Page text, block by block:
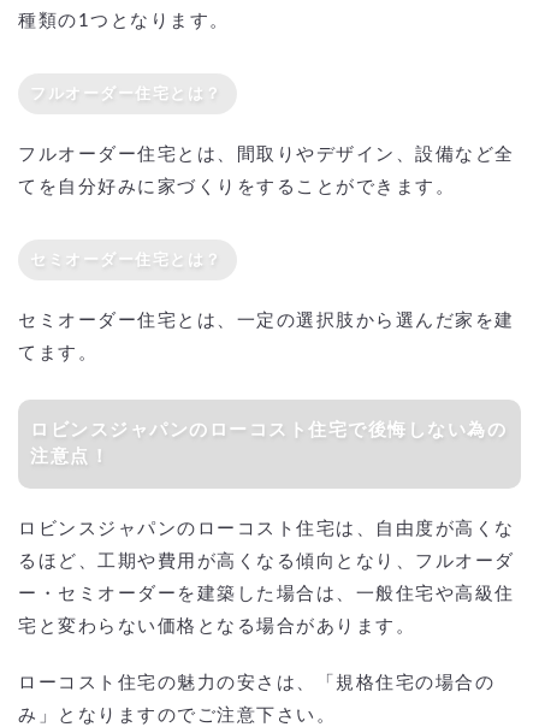
種類の1つとなります。
フルオーダー住宅とは？
フルオーダー住宅とは、間取りやデザイン、設備など全
てを自分好みに家づくりをすることができます。
セミオーダー住宅とは？
セミオーダー住宅とは、一定の選択肢から選んだ家を建
てます。
ロビンスジャパンのローコスト住宅で後悔しない為の
注意点！
ロビンスジャパンのローコスト住宅は、自由度が高くな
るほど、工期や費用が高くなる傾向となり、フルオーダ
ー・セミオーダーを建築した場合は、一般住宅や高級住
宅と変わらない価格となる場合があります。
ローコスト住宅の魅力の安さは、「規格住宅の場合の
み」となりますのでご注意下さい。